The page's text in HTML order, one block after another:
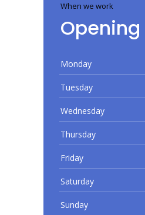
When we work
Opening
Monday
Tuesday
Wednesday
Thursday
Friday
Saturday
Sunday